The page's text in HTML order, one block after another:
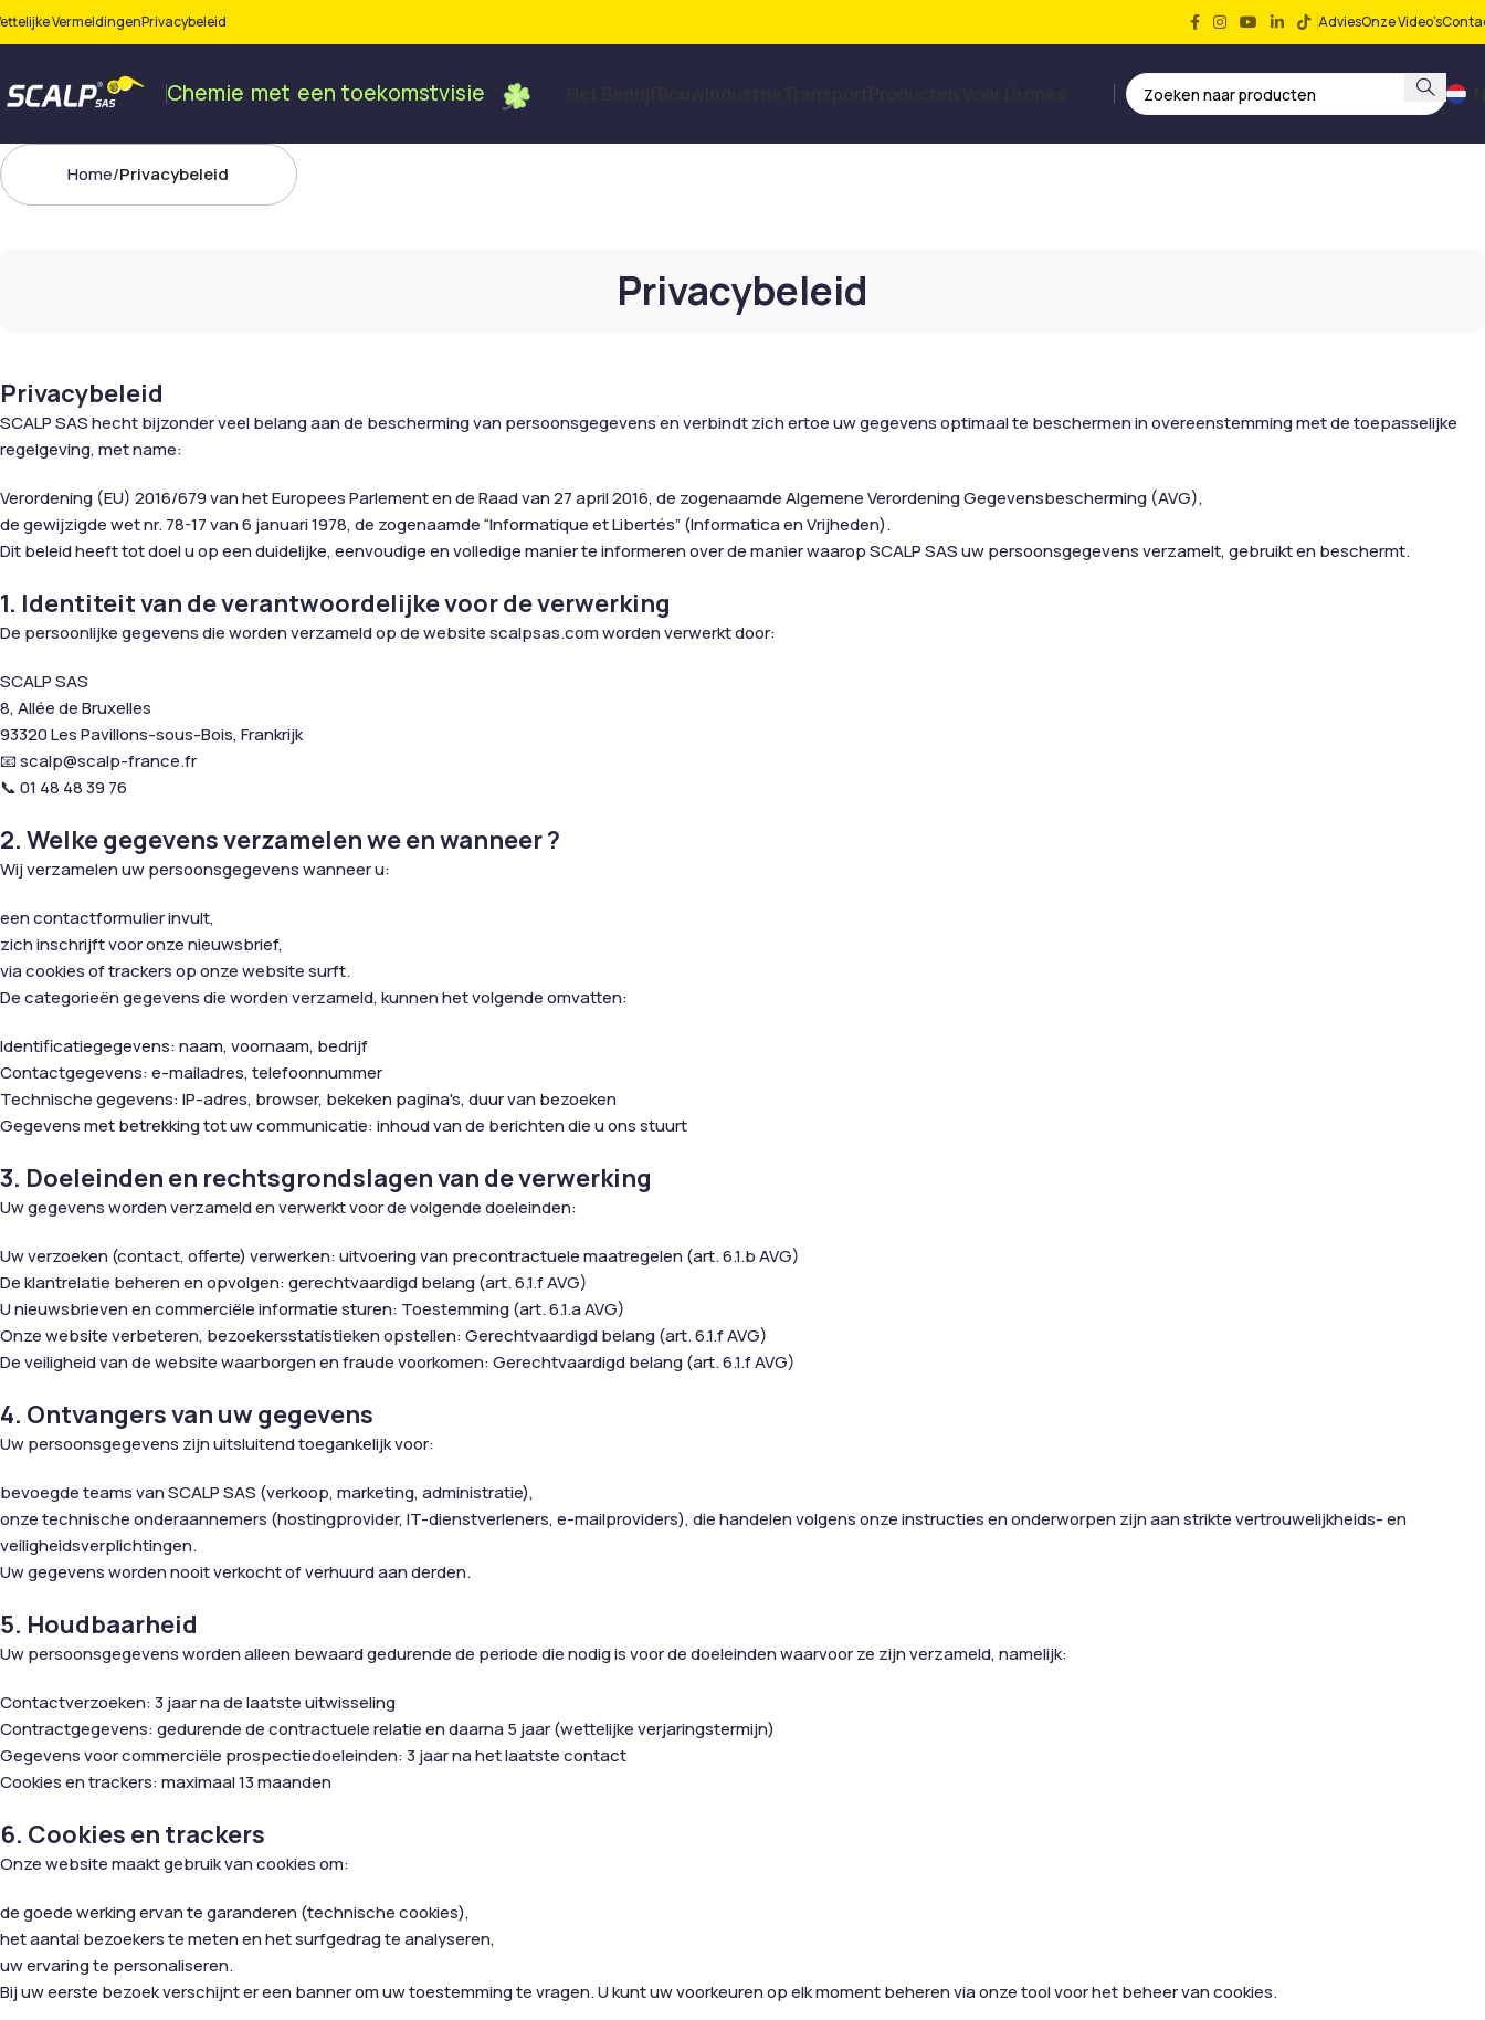
VermeldingenPrivacybeleid AdviesOnze Video’s
Chemie met een toekomstvisie
Home Privacybeleid
Privacybeleid
Privacybeleid
SCALP SAS hecht bijzonder veel belang aan de bescherming van persoonsgegevens en verbindt zich ertoe uw gegevens optimaal te beschermen in overeenstemming met de toepasselijke
regelgeving, met name:
Verordening (EU) 2016/679 van het Europees Parlement en de Raad van 27 april 2016, de zogenaamde Algemene Verordening Gegevensbescherming (AVG),
de gewijzigde wet nr. 78-17 van 6 januari 1978, de zogenaamde “Informatique et Libertés” (Informatica en Vrijheden).
Dit beleid heeft tot doel u op een duidelijke, eenvoudige en volledige manier te informeren over de manier waarop SCALP SAS uw persoonsgegevens verzamelt, gebruikt en beschermt.
1. Identiteit van de verantwoordelijke voor de verwerking
De persoonlijke gegevens die worden verzameld op de website scalpsas.com worden verwerkt door:
SCALP SAS
8, Allée de Bruxelles
93320 Les Pavillons-sous-Bois, Frankrijk
📧 scalp@scalp-france.fr
📞 01 48 48 39 76
2. Welke gegevens verzamelen we en wanneer ?
Wij verzamelen uw persoonsgegevens wanneer u:
een contactformulier invult,
zich inschrijft voor onze nieuwsbrief,
via cookies of trackers op onze website surft.
De categorieën gegevens die worden verzameld, kunnen het volgende omvatten:
Identificatiegegevens: naam, voornaam, bedrijf
Contactgegevens: e-mailadres, telefoonnummer
Technische gegevens: IP-adres, browser, bekeken pagina's, duur van bezoeken
Gegevens met betrekking tot uw communicatie: inhoud van de berichten die u ons stuurt
3. Doeleinden en rechtsgrondslagen van de verwerking
Uw gegevens worden verzameld en verwerkt voor de volgende doeleinden:
Uw verzoeken (contact, offerte) verwerken: uitvoering van precontractuele maatregelen (art. 6.1.b AVG)
De klantrelatie beheren en opvolgen: gerechtvaardigd belang (art. 6.1.f AVG)
U nieuwsbrieven en commerciële informatie sturen: Toestemming (art. 6.1.a AVG)
Onze website verbeteren, bezoekersstatistieken opstellen: Gerechtvaardigd belang (art. 6.1.f AVG)
De veiligheid van de website waarborgen en fraude voorkomen: Gerechtvaardigd belang (art. 6.1.f AVG)
4. Ontvangers van uw gegevens
Uw persoonsgegevens zijn uitsluitend toegankelijk voor:
bevoegde teams van SCALP SAS (verkoop, marketing, administratie),
onze technische onderaannemers (hostingprovider, IT-dienstverleners, e-mailproviders), die handelen volgens onze instructies en onderworpen zijn aan strikte vertrouwelijkheids- en
veiligheidsverplichtingen.
Uw gegevens worden nooit verkocht of verhuurd aan derden.
5. Houdbaarheid
Uw persoonsgegevens worden alleen bewaard gedurende de periode die nodig is voor de doeleinden waarvoor ze zijn verzameld, namelijk:
Contactverzoeken: 3 jaar na de laatste uitwisseling
Contractgegevens: gedurende de contractuele relatie en daarna 5 jaar (wettelijke verjaringstermijn)
Gegevens voor commerciële prospectiedoeleinden: 3 jaar na het laatste contact
Cookies en trackers: maximaal 13 maanden
6. Cookies en trackers
Onze website maakt gebruik van cookies om:
de goede werking ervan te garanderen (technische cookies),
het aantal bezoekers te meten en het surfgedrag te analyseren,
uw ervaring te personaliseren.
Bij uw eerste bezoek verschijnt er een banner om uw toestemming te vragen. U kunt uw voorkeuren op elk moment beheren via onze tool voor het beheer van cookies.